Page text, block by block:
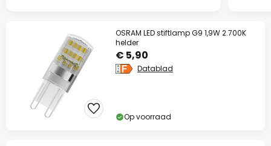
OSRAM LED stiftlamp G9 1,9W 2.700K
helder
€ 5,90
Datablad
Op voorraad